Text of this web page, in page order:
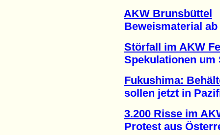
AKW Brunsbüttel
Beweismaterial ab
Störfall im AKW
Spekulationen um
Fukushima:
sollen jetzt in
3.200 Risse im
Protest aus